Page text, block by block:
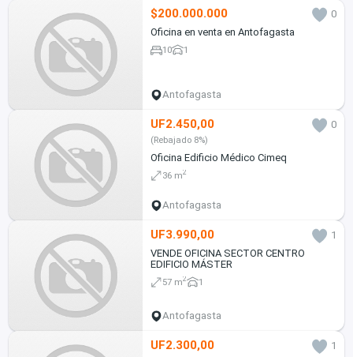
$200.000.000
0
Oficina en venta en Antofagasta
10 1
Antofagasta
UF2.450,00 0
(Rebajado 8%)
Oficina Edificio Médico Cimeq
36 m2
Antofagasta
UF3.990,00
1
VENDE OFICINA SECTOR CENTRO
EDIFICIO MÁSTER
57 m2 1
Antofagasta
UF2.300,00
1